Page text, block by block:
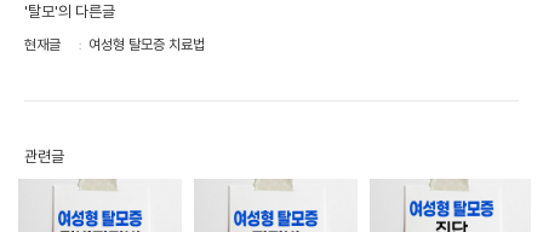
'탈모'의 다른글
현재글 여성형 탈모증 치료법
관련글